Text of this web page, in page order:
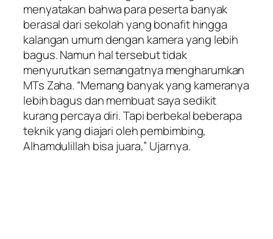
menyatakan bahwa para peserta banyak
berasal dari sekolah yangbonafithingga
kalangan umum dengan kamera yang lebih
bagus. Namun hal tersebut tidak
menyurutkan semangatnya mengharumkan
MTs Zaha. “Memang banyak yang kameranya
lebih bagus dan membuat saya sedikit
kurang percaya diri. Tapi berbekal beberapa
teknik yang diajari oleh pembimbing,
Alhamdulillah bisa juara,” Ujarnya.